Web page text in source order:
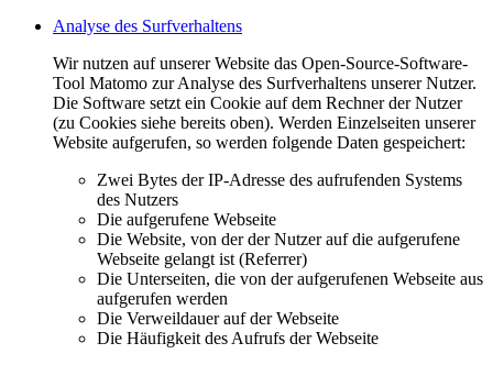
Analyse des Surfverhaltens
Wir nutzen auf unserer Website das Open-Source-Software-
Tool Matomo zur Analyse des Surfverhaltens unserer Nutzer.
Die Software setzt ein Cookie auf dem Rechner der Nutzer
(zu Cookies siehe bereits oben). Werden Einzelseiten unserer
Website aufgerufen, so werden folgende Daten gespeichert:
Zwei Bytes der IP-Adresse des aufrufenden Systems
des Nutzers
Die aufgerufene Webseite
Die Website, von der der Nutzer auf die aufgerufene
Webseite gelangt ist (Referrer)
Die Unterseiten, die von der aufgerufenen Webseite aus
aufgerufen werden
Die Verweildauer auf der Webseite
Die Häufigkeit des Aufrufs der Webseite